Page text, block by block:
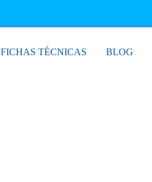
FICHAS TÉCNICAS BLOG